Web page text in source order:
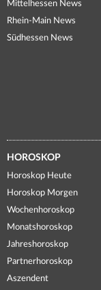
Mittelhessen News
Rhein-Main News
Südhessen News
HOROSKOP
Horoskop Heute
Horoskop Morgen
Wochenhoroskop
Monatshoroskop
Jahreshoroskop
Partnerhoroskop
Aszendent